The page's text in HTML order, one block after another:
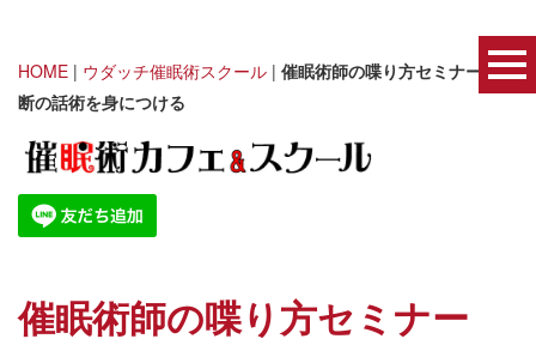
HOME | ウダッチ催眠術スクール | 催眠術師の喋り方セミナー｜禁
断の話術を身につける
催眠術師の喋り方セミナー